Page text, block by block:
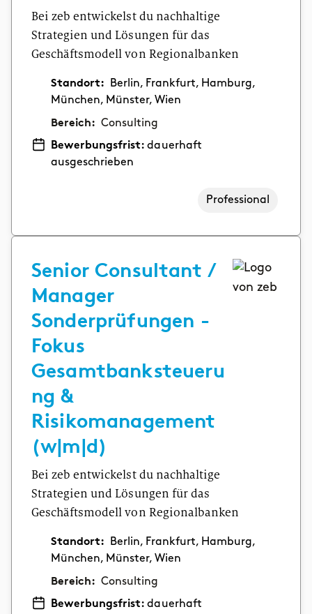
Bei zeb entwickelst du nachhaltige
Strategien und Lösungen für das
Geschäftsmodell von Regionalbanken
Standort:
Berlin, Frankfurt, Hamburg,
München, Münster, Wien
Bereich: Consulting
Bewerbungsfrist:dauerhaft
ausgeschrieben
Professional
Senior Consultant /
Manager
Sonderprüfungen -
Fokus
Gesamtbanksteueru
ng &
Risikomanagement
(w|m|d)
Bei zeb entwickelst du nachhaltige
Strategien und Lösungen für das
Geschäftsmodell von Regionalbanken
Standort:
Berlin, Frankfurt, Hamburg,
München, Münster, Wien
Bereich: Consulting
Bewerbungsfrist:dauerhaft